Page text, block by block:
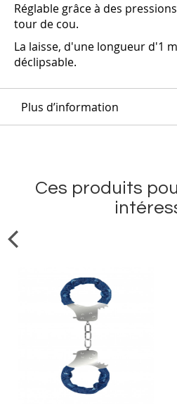
Réglable grâce à des
tour de cou.
La laisse, d'une longueur d'1
déclipsable.
Plus d’information
Ces produits